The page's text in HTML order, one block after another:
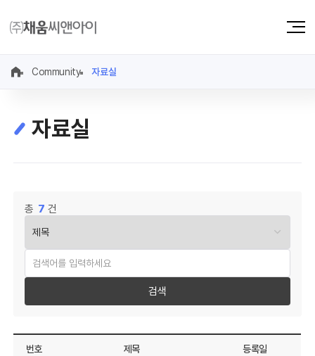
Community 자료실
자료실
총 7 건
검색
번호 제목 등록일